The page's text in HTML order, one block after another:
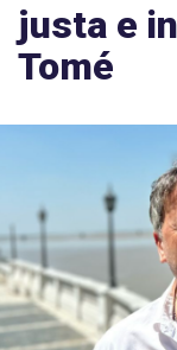
justa e
Tomé